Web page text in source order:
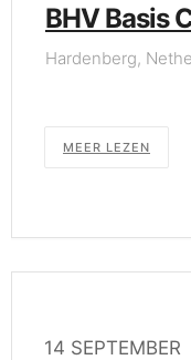
BHV Basis
Hardenberg,
MEER LEZEN
14 SEPTEMBER